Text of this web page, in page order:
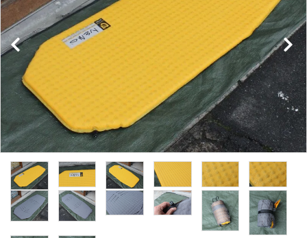
サイズで選ぶ
特集で選ぶ
価格で選ぶ
買取案内
レンタル・修理
店舗情報
POLICY